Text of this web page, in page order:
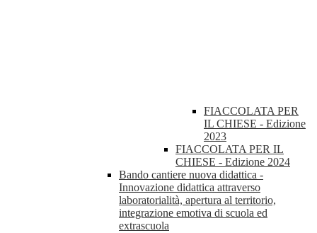
FIACCOLATA PER
IL CHIESE - Edizione
2023
FIACCOLATA PER IL
CHIESE - Edizione 2024
Bando cantiere nuova didattica -
Innovazione didattica attraverso
laboratorialità, apertura al territorio,
integrazione emotiva di scuola ed
extrascuola